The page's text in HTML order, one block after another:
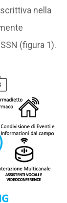
nella
(figura 1).